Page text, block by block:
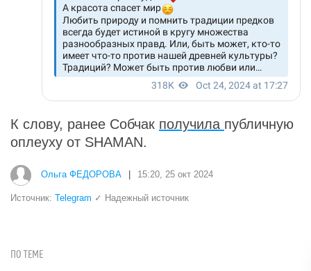
К слову, ранее Собчак получила публичную
оплеуху от SHAMAN.
Ольга ФЕДОРОВА 15:20, 25 окт 2024
Источник: Telegram ✓ Надежный источник
ПО ТЕМЕ